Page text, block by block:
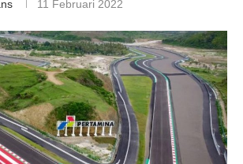
11 Februari 2022